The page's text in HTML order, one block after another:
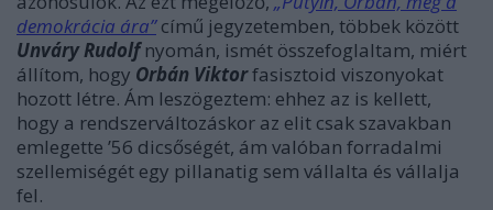
demokrácia ára”című jegyzetemben, többek között
Unváry Rudolfnyomán, ismét összefoglaltam, miért
állítom, hogy Orbán Viktorfasisztoid viszonyokat
hozott létre. Ám leszögeztem: ehhez az is kellett,
hogy a rendszerváltozáskor az elit csak szavakban
emlegette ’56 dicsőségét, ám valóban forradalmi
szellemiségét egy pillanatig sem vállalta és vállalja
fel.